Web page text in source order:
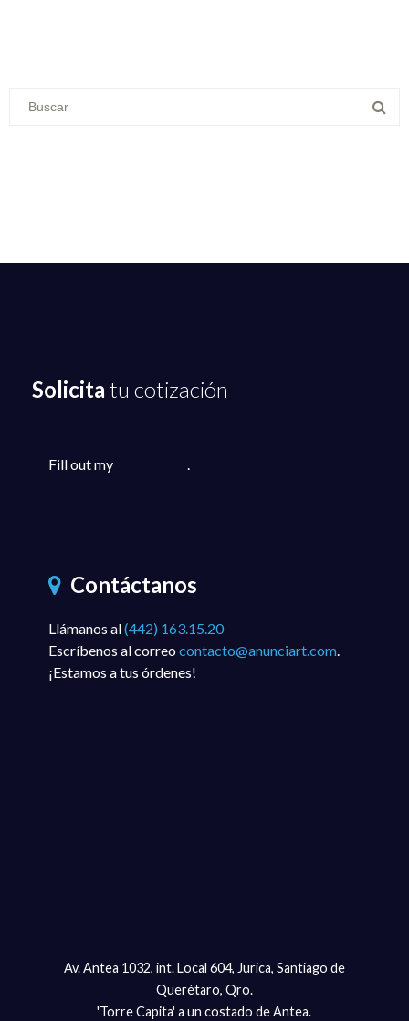
Solicita tu cotización
Fill out my .
Contáctanos
Llámanos al(442) 163.15.20
Escríbenos al correo contacto@anunciart.com.
¡Estamos a tus órdenes!
Av. Antea 1032, int. Local 604, Jurica, Santiago de
Querétaro, Qro.
'Torre Capita' a un costado de Antea.